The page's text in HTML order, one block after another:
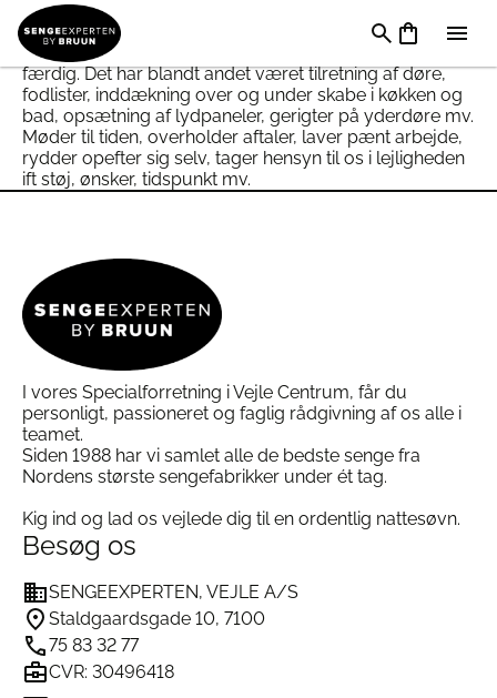
I forbindelse med færdiggørelsen af en større
renovering af vores lejlighed, har vi brugt BM Tømrer
og Snedker ApS, til de sidste små ting for at blive 100%
færdig. Det har blandt andet været tilretning af døre,
fodlister, inddækning over og under skabe i køkken og
bad, opsætning af lydpaneler, gerigter på yderdøre mv.
Møder til tiden, overholder aftaler, laver pænt arbejde,
rydder opefter sig selv, tager hensyn til os i lejligheden
ift støj, ønsker, tidspunkt mv.
I vores Specialforretning i Vejle Centrum, får du
personligt, passioneret og faglig rådgivning af os alle i
teamet.
Siden 1988 har vi samlet alle de bedste senge fra
Nordens største sengefabrikker under ét tag.
Kig ind og lad os vejlede dig til en ordentlig nattesøvn.
Besøg os
SENGEEXPERTEN, VEJLE A/S
Staldgaardsgade 10, 7100
75 83 32 77
CVR: 30496418